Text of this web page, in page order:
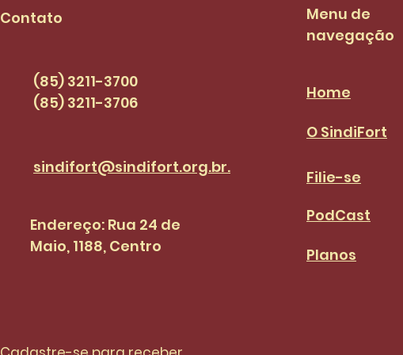
pautas dos
PCCS da categoria
Contato
(85) 3211-3700
(85) 3211-3706
sindifort@sindifort.org.br.
Endereço: Rua 24 de
Maio, 1188, Centro
Menu de
navegação
Home
O SindiFort
Filie-se
PodCast
Planos